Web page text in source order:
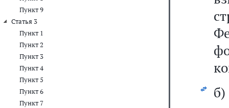
Пункт 9
Статья 3
Пункт 1
Пункт 2
Пункт 3
Пункт 4
Пункт 5
Пункт 6
Пункт 7